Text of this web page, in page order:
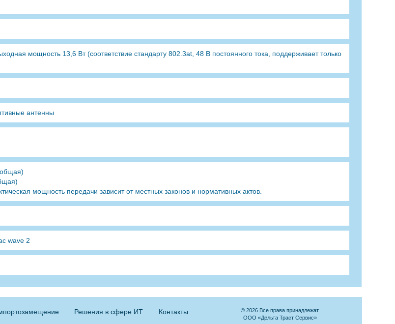
мощность 13,6 Вт (соответствие стандарту 802.3at, 48 В постоянного тока, поддерживает только
антенны
мощность передачи зависит от местных законов и нормативных актов.
wave 2
Решения в сфере ИТ Контакты
© 2026 Все права принадлежат
ООО «Дельта Траст Сервис»